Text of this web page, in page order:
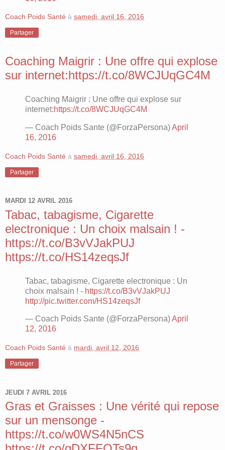
Coach Poids Santé à samedi, avril 16, 2016
Partager
Coaching Maigrir : Une offre qui explose
sur internet:https://t.co/8WCJUqGC4M
Coaching Maigrir : Une offre qui explose sur
internet:https://t.co/8WCJUqGC4M
— Coach Poids Sante (@ForzaPersona)April
16, 2016
Coach Poids Santé à samedi, avril 16, 2016
Partager
MARDI 12 AVRIL 2016
Tabac, tabagisme, Cigarette
electronique : Un choix malsain ! -
https://t.co/B3vVJakPUJ
https://t.co/HS14zeqsJf
Tabac, tabagisme, Cigarette electronique : Un
choix malsain ! - https://t.co/B3vVJakPUJ
http://pic.twitter.com/HS14zeqsJf
— Coach Poids Sante (@ForzaPersona)April
12, 2016
Coach Poids Santé à mardi, avril 12, 2016
Partager
JEUDI 7 AVRIL 2016
Gras et Graisses : Une vérité qui repose
sur un mensonge -
https://t.co/w0WS4N5nCS